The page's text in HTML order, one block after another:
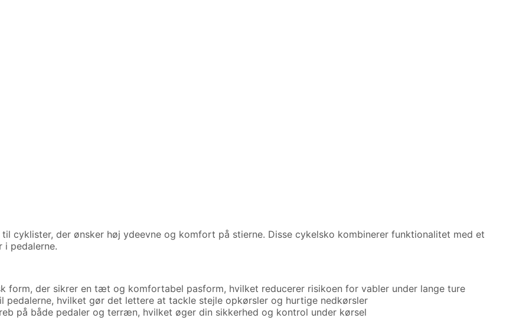
cyklister, der ønsker høj ydeevne og komfort på stierne. Disse cykelsko kombinerer funktionalitet med et
i pedalerne.
form, der sikrer en tæt og komfortabel pasform, hvilket reducerer risikoen for vabler under lange ture
hvilket gør det lettere at tackle stejle opkørsler og hurtige nedkørsler
på både pedaler og terræn, hvilket øger din sikkerhed og kontrol under kørsel